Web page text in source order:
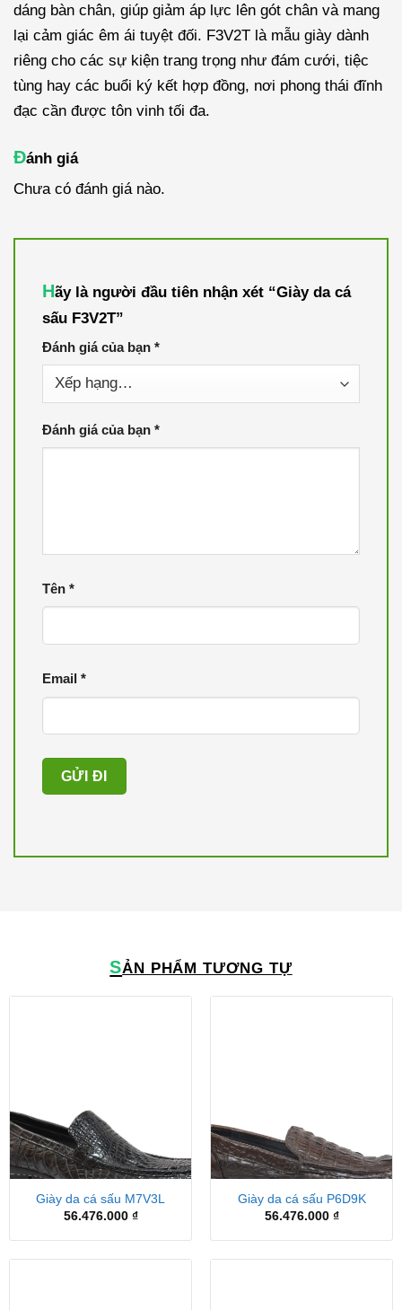
dáng bàn chân, giúp giảm áp lực lên gót chân và mang
lại cảm giác êm ái tuyệt đối. F3V2T là mẫu giày dành
riêng cho các sự kiện trang trọng như đám cưới, tiệc
tùng hay các buổi ký kết hợp đồng, nơi phong thái đĩnh
đạc cần được tôn vinh tối đa.
Đánh giá
Chưa có đánh giá nào.
Hãy là người đầu tiên nhận xét “Giày da cá
sấu F3V2T”
Đánh giá của bạn *
Đánh giá của bạn *
Tên *
Email *
SẢN PHẨM TƯƠNG TỰ
Giày da cá sấu M7V3L
56.476.000 ₫
Giày da cá sấu P6D9K
56.476.000 ₫